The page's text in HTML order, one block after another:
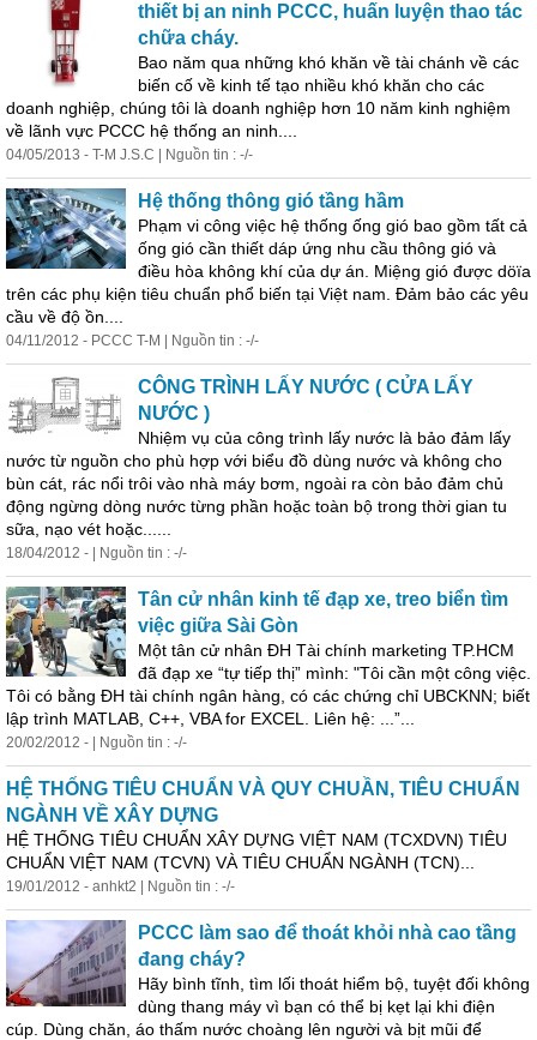
thiết bị an ninh PCCC, huấn luyện thao tác
chữa cháy.
Bao năm qua những khó khăn về tài chánh về các
biến cố về kinh tế tạo nhiều khó khăn cho các
doanh nghiệp, chúng tôi là doanh nghiệp hơn 10 năm kinh nghiệm
về lãnh vực PCCC hệ thống an ninh....
04/05/2013 - T-M J.S.C | Nguồn tin : -/-
Hệ thống thông gió tầng hầm
Phạm vi công việc hệ thống ống gió bao gồm tất cả
ống gió cần thiết dáp ứng nhu cầu thông gió và
điều hòa không khí của dự án. Miệng gió được döïa
trên các phụ kiện tiêu chuẩn phổ biến tại Việt nam. Đảm bảo các yêu
cầu về độ ồn....
04/11/2012 - PCCC T-M | Nguồn tin : -/-
CÔNG TRÌNH LẤY NƯỚC ( CỬA LẤY
NƯỚC )
Nhiệm vụ của công trình lấy nước là bảo đảm lấy
nước từ nguồn cho phù hợp với biểu đồ dùng nước và không cho
bùn cát, rác nổi trôi vào nhà máy bơm, ngoài ra còn bảo đảm chủ
động ngừng dòng nước từng phần hoặc toàn bộ trong thời gian tu
sữa, nạo vét hoặc......
18/04/2012 - | Nguồn tin : -/-
Tân cử nhân kinh tế đạp xe, treo biển tìm
việc giữa Sài Gòn
Một tân cử nhân ĐH Tài chính marketing TP.HCM
đã đạp xe “tự tiếp thị” mình: "Tôi cần một công việc.
Tôi có bằng ĐH tài chính ngân hàng, có các chứng chỉ UBCKNN; biết
lập trình MATLAB, C++, VBA for EXCEL. Liên hệ: ...”...
20/02/2012 - | Nguồn tin : -/-
HỆ THỐNG TIÊU CHUẨN VÀ QUY CHUẦN, TIÊU CHUẨN
NGÀNH VỀ XÂY DỰNG
HỆ THỐNG TIÊU CHUẨN XÂY DỰNG VIỆT NAM (TCXDVN) TIÊU
CHUẨN VIỆT NAM (TCVN) VÀ TIÊU CHUẨN NGÀNH (TCN)...
19/01/2012 - anhkt2 | Nguồn tin : -/-
PCCC làm sao để thoát khỏi nhà cao tầng
đang cháy?
Hãy bình tĩnh, tìm lối thoát hiểm bộ, tuyệt đối không
dùng thang máy vì bạn có thể bị kẹt lại khi điện
cúp. Dùng chăn, áo thấm nước choàng lên người và bịt mũi để